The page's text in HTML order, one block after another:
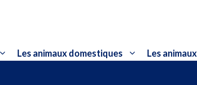
Les animaux domestiques Les